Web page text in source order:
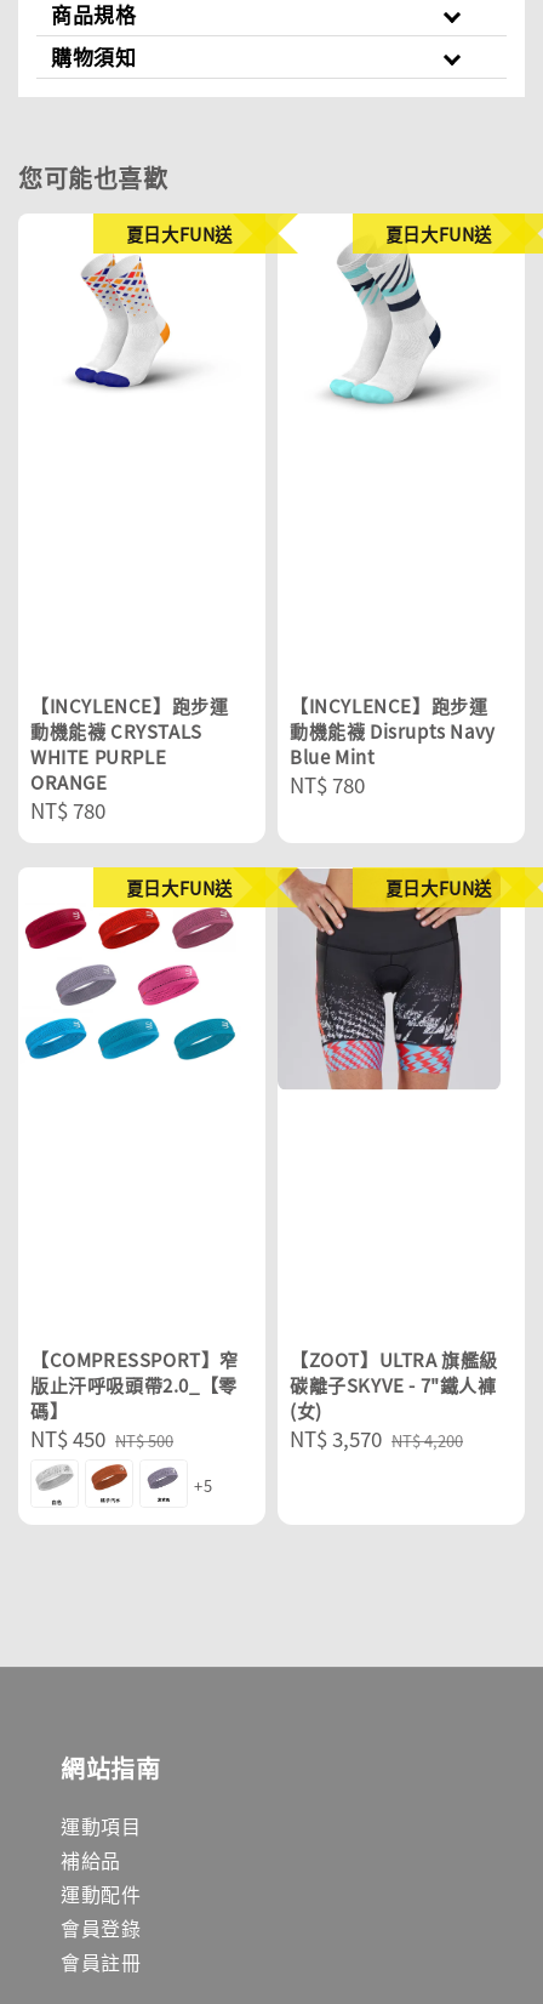
商品規格
購物須知
您可能也喜歡
夏日大FUN送
【INCYLENCE】跑步運
動機能襪 CRYSTALS
WHITE PURPLE
ORANGE
Regular
price
NT$ 780
夏日大FUN送
【INCYLENCE】跑步運
動機能襪 Disrupts Navy
Blue Mint
Regular
NT$ 780
夏日大FUN送
【COMPRESSPORT】窄
版止汗呼吸頭帶2.0_【零
碼】
Sale
price
NT$ 450 Regular
price
NT$ 500
+5
夏日大FUN送
【ZOOT】ULTRA 旗艦級
碳離子SKYVE - 7"鐵人褲
(女)
Sale
NT$ 3,570 Regular
NT$ 4,200
網站指南
運動項目
補給品
運動配件
會員登錄
會員註冊